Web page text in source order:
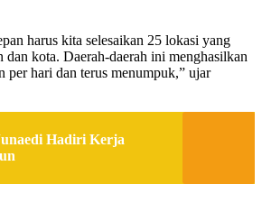
harus kita selesaikan 25 lokasi yang
dan kota. Daerah-daerah ini menghasilkan
per hari dan terus menumpuk,” ujar
Hadiri Kerja